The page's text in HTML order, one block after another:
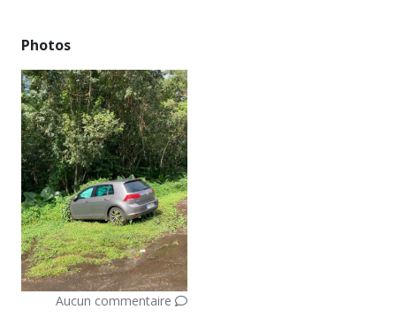
Photos
Aucun commentaire